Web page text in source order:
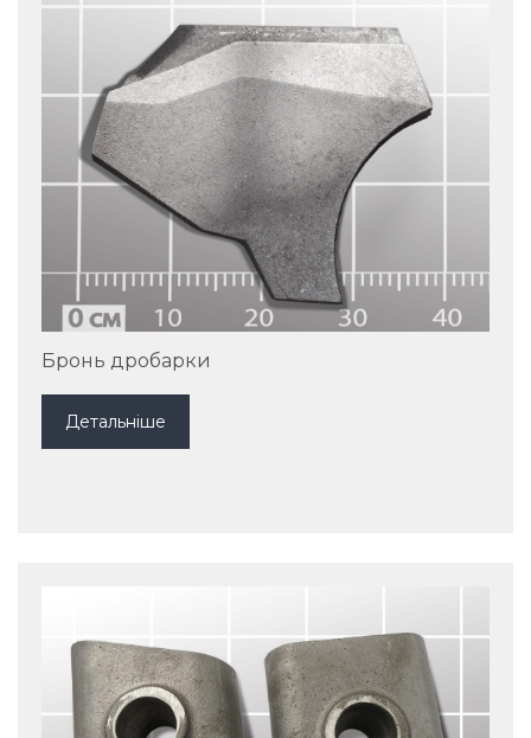
Бронь дробарки
Детальніше